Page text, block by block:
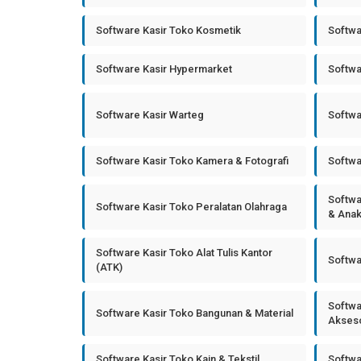
Software Kasir Toko Kosmetik
Software Kasir Hypermarket
Software Kasir Warteg
Software Kasir Toko Kamera & Fotografi
Software Kasir Toko Peralatan Olahraga
& Anak
Software Kasir Toko Alat Tulis Kantor
(ATK)
Software Kasir Toko Bangunan & Material